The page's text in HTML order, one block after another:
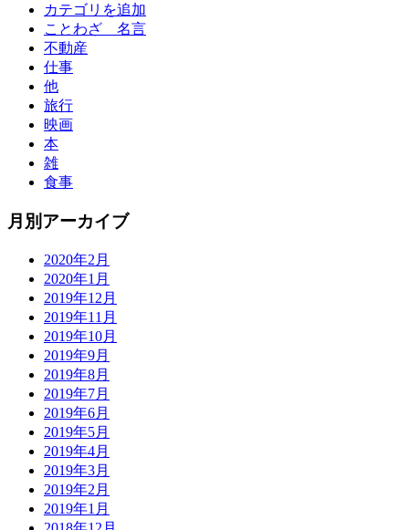
カテゴリを追加
ことわざ 名言
不動産
仕事
他
旅行
映画
本
雑
食事
月別アーカイブ
2020年2月
2020年1月
2019年12月
2019年11月
2019年10月
2019年9月
2019年8月
2019年7月
2019年6月
2019年5月
2019年4月
2019年3月
2019年2月
2019年1月